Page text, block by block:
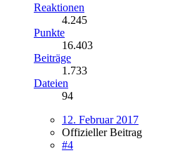
Reaktionen
4.245
Punkte
16.403
Beiträge
1.733
Dateien
94
12. Februar 2017
Offizieller Beitrag
#4